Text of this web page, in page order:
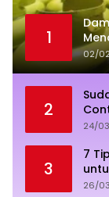
1
02/
2
24/
3
7
26/